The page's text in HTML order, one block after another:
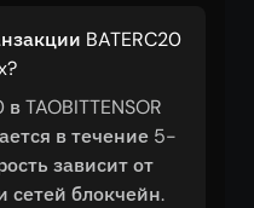
BATERC20
TAOBITTENSOR
в течение 5-
зависит от
сетей блокчейн.